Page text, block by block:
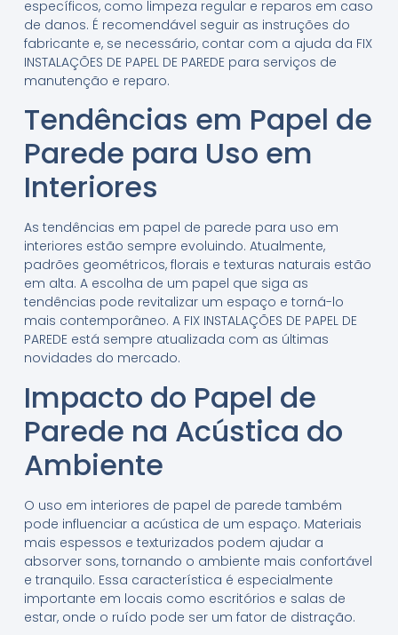
específicos, como limpeza regular e reparos em caso
de danos. É recomendável seguir as instruções do
fabricante e, se necessário, contar com a ajuda da FIX
INSTALAÇÕES DE PAPEL DE PAREDE para serviços de
manutenção e reparo.
Tendências em Papel de
Parede para Uso em
Interiores
As tendências em papel de parede para uso em
interiores estão sempre evoluindo. Atualmente,
padrões geométricos, florais e texturas naturais estão
em alta. A escolha de um papel que siga as
tendências pode revitalizar um espaço e torná-lo
mais contemporâneo. A FIX INSTALAÇÕES DE PAPEL DE
PAREDE está sempre atualizada com as últimas
novidades do mercado.
Impacto do Papel de
Parede na Acústica do
Ambiente
O uso em interiores de papel de parede também
pode influenciar a acústica de um espaço. Materiais
mais espessos e texturizados podem ajudar a
absorver sons, tornando o ambiente mais confortável
e tranquilo. Essa característica é especialmente
importante em locais como escritórios e salas de
estar, onde o ruído pode ser um fator de distração.